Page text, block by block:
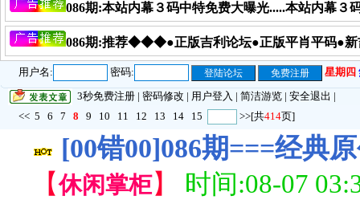
086期:本站内幕３码中特免费大曝光.....本站内幕３
086期:推荐◆◆◆●正版吉利论坛●正版平肖平码●
用户名: 密码: 星期四
3秒免费注册 | 密码修改 | 用户登入 | 简洁游览 | 安全退出 |
<< 5 6 7 8 9 10 11 12 13 14 15 >>[共414页]
[00错00]086期===经典
【休闲掌柜】 时间:08-07